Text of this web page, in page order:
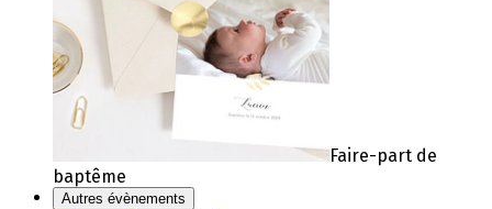
Faire-part de
baptême
Autres évènements